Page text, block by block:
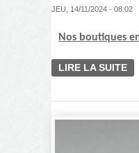
JEU, 14/11/2024 - 08:02
Nos boutiques
LIRE LA SUITE